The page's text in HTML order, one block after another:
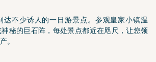
达不少诱人的一日游景点。参观皇家小镇温
秘的巨石阵，每处景点都近在咫尺，让您领
。